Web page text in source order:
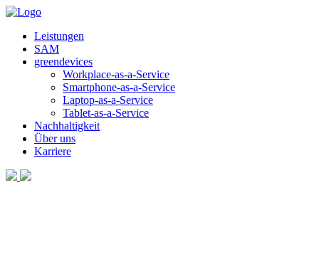
Leistungen
SAM
greendevices
Workplace-as-a-Service
Smartphone-as-a-Service
Laptop-as-a-Service
Tablet-as-a-Service
Nachhaltigkeit
Über uns
Karriere